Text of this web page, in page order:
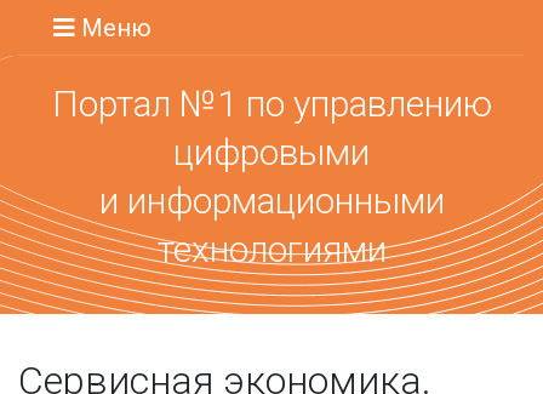
Меню
Портал №1 по управлению
цифровыми
и информационными
технологиями
Сервисная экономика.